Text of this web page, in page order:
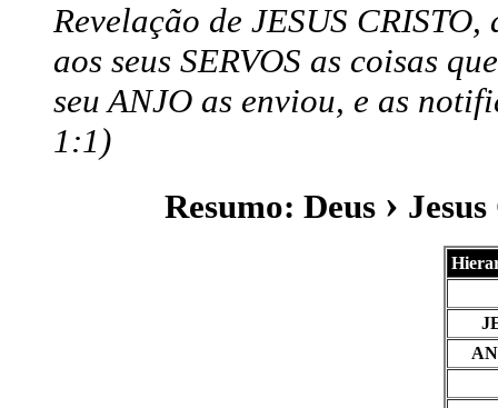
Revelação de JESUS
aos seus SERVOS as coisas
seu ANJO as enviou, e as
1:1)
Resumo: Deus ›